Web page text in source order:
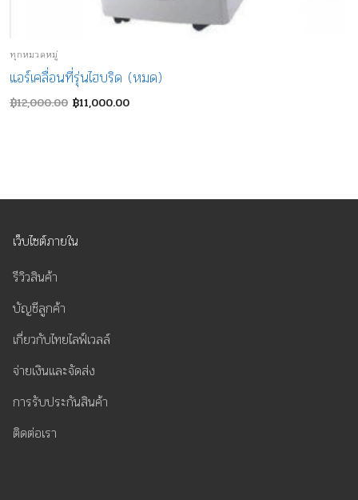
ทุกหมวดหมู่
แอร์เคลื่อนที่รุ่นไฮบริด (หมด)
฿12,000.00 Original
price
฿11,000.00Current
เว็บไซต์ภายใน
รีวิวสินค้า
บัญชีลูกค้า
เกี่ยวกับไทยไลฟ์เวลล์
จ่ายเงินและจัดส่ง
การรับประกันสินค้า
ติดต่อเรา